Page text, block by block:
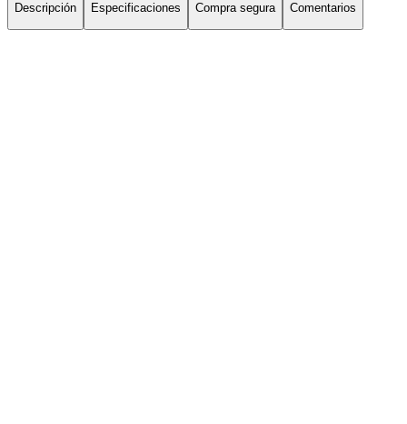
Descripción Especificaciones Compra segura Comentarios